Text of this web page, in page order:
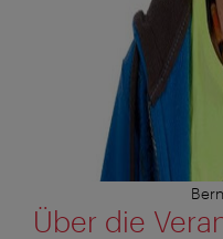
Über die